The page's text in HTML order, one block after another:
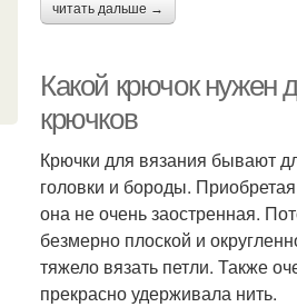
читать дальше →
Какой крючок нужен
крючков
Крючки для вязания бывают
головки и бороды.
она не очень заостренная.
безмерно плоской и
тяжело вязать петли. Также
прекрасно удерживала нить.